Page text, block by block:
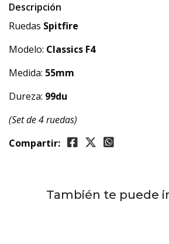
Descripción
Ruedas Spitfire
Modelo: Classics F4
Medida: 55mm
Dureza: 99du
(Set de 4 ruedas)
Compartir:
También te puede